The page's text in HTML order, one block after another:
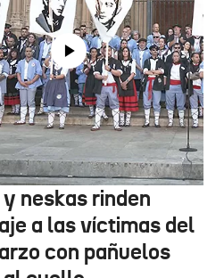
neskas rinden
a las víctimas del
con pañuelos